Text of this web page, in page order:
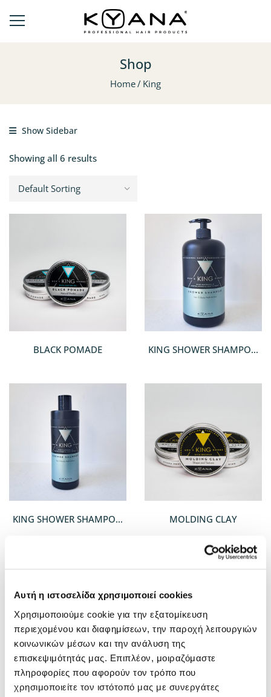
Αυτή η ιστοσελίδα χρησιμοποιεί cookies
Χρησιμοποιούμε cookie για την εξατομίκευση
περιεχομένου και διαφημίσεων, την παροχή λειτουργιών
κοινωνικών μέσων και την ανάλυση της
επισκεψιμότητάς μας. Επιπλέον, μοιραζόμαστε
πληροφορίες που αφορούν τον τρόπο που
χρησιμοποιείτε τον ιστότοπό μας με συνεργάτες
Shop
Home King
Show Sidebar
Showing all 6 results
BLACK POMADE
KING SHOWER SHAMPOO
KING SHOWER SHAMPOO
MOLDING CLAY
STRONG POMADE 100ML WAX FIBER TOUCH